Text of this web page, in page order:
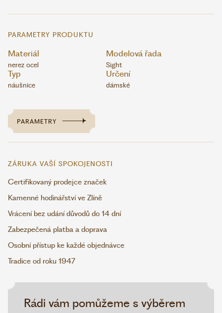
Rádi vám pomůžeme s výběrem
PARAMETRY PRODUKTU
Materiál
nerez ocel
Modelová řada
Sight
Typ
náušnice
Určení
dámské
PARAMETRY
ZÁRUKA VAŠÍ SPOKOJENOSTI
Certifikovaný prodejce značek
Kamenné hodinářství ve Zlíně
Vrácení bez udání důvodů do 14 dní
Zabezpečená platba a doprava
Osobní přístup ke každé objednávce
Tradice od roku 1947